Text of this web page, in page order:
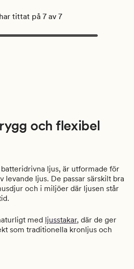
tittat på 7 av 7
och flexibel
ljus, är utformade för
levande ljus. De passar särskilt bra
och i miljöer där ljusen står
med ljusstakar, där de ger
som traditionella kronljus och